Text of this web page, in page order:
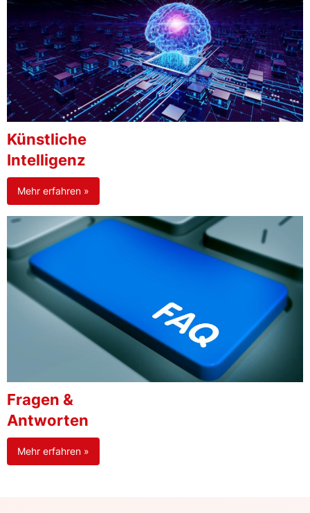
Künstliche
Intelligenz
Mehr erfahren »
Fragen &
Antworten
Mehr erfahren »